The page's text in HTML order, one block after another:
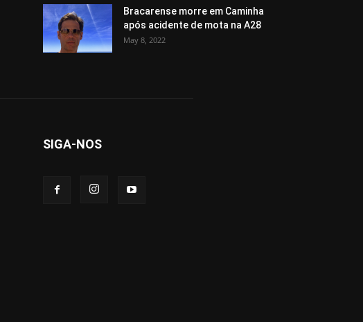
Bracarense morre em Caminha
após acidente de mota na A28
May 8, 2022
SIGA-NOS